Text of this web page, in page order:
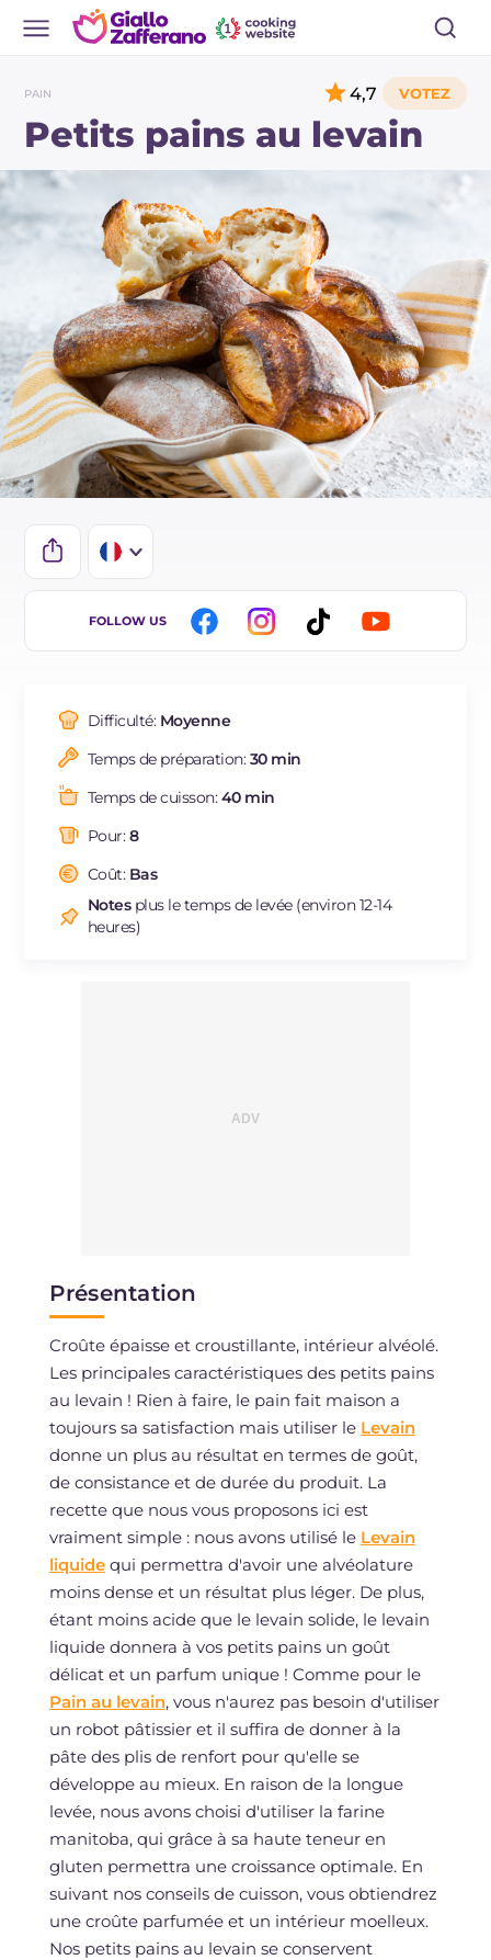
PAIN
Petits pains au levain
4,7
IT
ES
BR
NL
FOLLOW US
Difficulté: Moyenne
Temps de préparation:30 min
Temps de cuisson:40 min
Pour:8
Coût: Bas
Notesplus le temps de levée (environ 12-14
heures)
Présentation
Croûte épaisse et croustillante, intérieur alvéolé.
Les principales caractéristiques des petits pains
au levain ! Rien à faire, le pain fait maison a
toujours sa satisfaction mais utiliser le Levain
donne un plus au résultat en termes de goût,
de consistance et de durée du produit. La
recette que nous vous proposons ici est
vraiment simple : nous avons utilisé le Levain
liquidequi permettra d'avoir une alvéolature
moins dense et un résultat plus léger. De plus,
étant moins acide que le levain solide, le levain
liquide donnera à vos petits pains un goût
délicat et un parfum unique ! Comme pour le
Pain au levain, vous n'aurez pas besoin d'utiliser
un robot pâtissier et il suffira de donner à la
pâte des plis de renfort pour qu'elle se
développe au mieux. En raison de la longue
levée, nous avons choisi d'utiliser la farine
manitoba, qui grâce à sa haute teneur en
gluten permettra une croissance optimale. En
suivant nos conseils de cuisson, vous obtiendrez
une croûte parfumée et un intérieur moelleux.
Nos petits pains au levain se conservent